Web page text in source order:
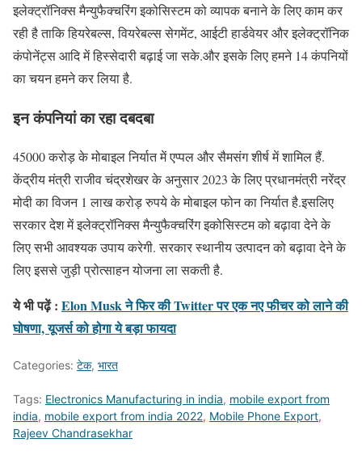
इलेक्ट्रॉनिक्स मैन्युफैक्चरिंग इकोसिस्टम को व्यापक बनाने के लिए काम कर
रही है ताकि हियरेबल्स, वियरेबल्स सेगमेंट, आईटी हार्डवेयर और इलेक्ट्रॉनिक
कंपोनेंट्स आदि में हिस्सेदारी बढ़ाई जा सके.और इसके लिए हमने 14 कंपनियों
का चयन हमने कर लिया है.
इन कंपनियां का रहा दबदबा
45000 करोड़ के मोबाइल निर्यात में एप्पल और सैमसंग शीर्ष में शामिल हैं.
केंद्रीय मंत्री राजीव चंद्रशेखर के अनुसार 2023 के लिए प्रधानमंत्री नरेंद्र
मोदी का विजन 1 लाख करोड़ रुपये के मोबाइल फोन का निर्यात है.इसलिए
सरकार देश में इलेक्ट्रॉनिक्स मैन्युफैक्चरिंग इकोसिस्टम को बढ़ावा देने के
लिए सभी आवश्यक उपाय करेगी. सरकार स्थानीय उत्पादन को बढ़ावा देने के
लिए इससे जुड़ी प्रोत्साहन योजना ला सकती है.
ये भी पढ़ें : Elon Musk ने फिर की Twitter पर एक नए फीचर को लाने की
घोषणा, यूजर्स को होगा ये बड़ा फायदा
Categories: टेक, भारत
Tags: Electronics Manufacturing in india, mobile export from
india, mobile export from india 2022, Mobile Phone Export,
Rajeev Chandrasekhar